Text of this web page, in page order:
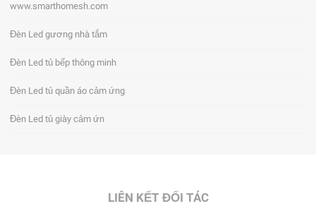
www.smarthomesh.com
Đèn Led gương nhà tắm
Đèn Led tủ bếp thông minh
Đèn Led tủ quần áo cảm ứng
Đèn Led tủ giày cảm ứn
LIÊN KẾT ĐỐI TÁC